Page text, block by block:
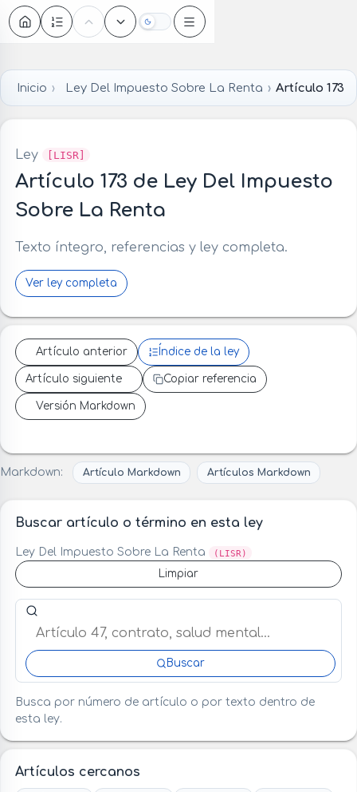
Oscuro
Inicio Ley Del Impuesto Sobre La Renta Artículo 173
Ley [LISR]
Artículo 173 de Ley Del Impuesto
Sobre La Renta
Texto íntegro, referencias y ley completa.
Ver ley completa
Artículo anterior Índice de la ley
Artículo siguiente Copiar referencia
Versión Markdown
Markdown: Artículo Markdown Artículos Markdown
Buscar artículo o término en esta ley
Ley Del Impuesto Sobre La Renta (LISR)
Limpiar
Buscar artículo o término en esta ley
Buscar
Busca por número de artículo o por texto dentro de
esta ley.
Artículos cercanos